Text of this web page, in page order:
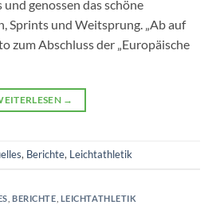
genossen das schöne
Sprints und Weitsprung. „Ab auf
zum Abschluss der „Europäische
→
, Berichte, Leichtathletik
,BERICHTE LEICHTATHLETIK